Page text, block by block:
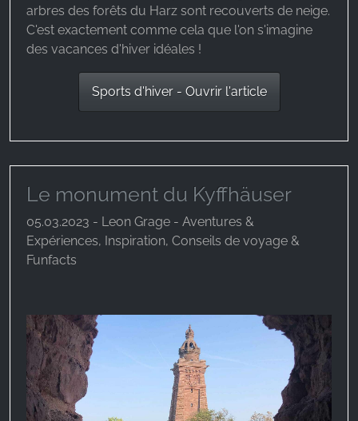
arbres des forêts du Harz sont recouverts de neige.
C'est exactement comme cela que l'on s'imagine
des vacances d'hiver idéales !
Sports d'hiver - Ouvrir l'article
Le monument du Kyffhäuser
05.03.2023 - Leon Grage - Aventures &
Expériences, Inspiration, Conseils de voyage &
Funfacts